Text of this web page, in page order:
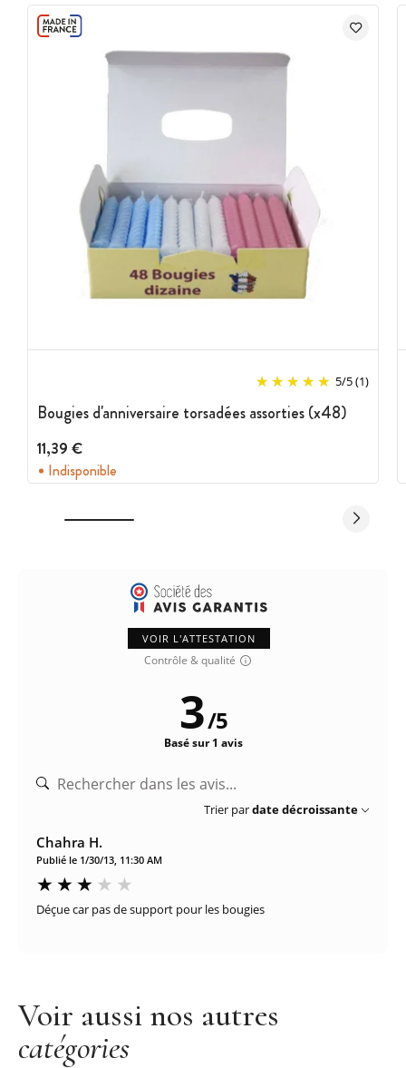
5/5(1)
Bougies d'anniversaire torsadées assorties (x48)
11,39 €
Indisponible
VOIR L'ATTESTATION
Contrôle & qualité
3/5
Basé sur 1 avis
Trier pardate décroissante
Chahra H.
Publié le 1/30/13, 11:30 AM
Déçue car pas de support pour les bougies
Voir aussi nos autres
catégories